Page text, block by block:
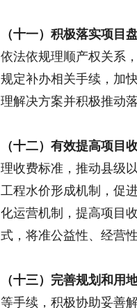
（十一）积极落实项目
依法依规理顺产权关系
规定补办相关手续，加
理解决方案并积极推动落
（十二）有效提高项目
理收费标准，推动县级
工程水价形成机制，促
化运营机制，提高项目
式，将准公益性、经营
（十三）完善规划和用
等手续，积极协助妥善